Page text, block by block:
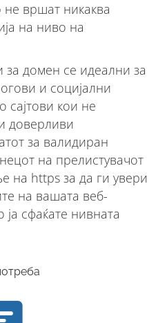
не вршат никаква
на ниво на
домен се идеални за
и социјални
сајтови кои не
доверливи
за валидиран
на прелистувачот
на https за да ги увери
на вашата веб-
сфаќате нивната